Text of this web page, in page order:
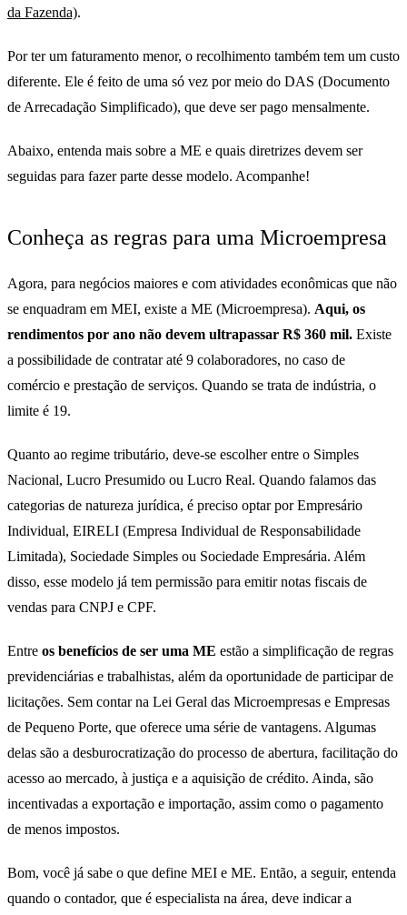
da Fazenda).
Por ter um faturamento menor, o recolhimento também tem um custo
diferente. Ele é feito de uma só vez por meio do DAS (Documento
de Arrecadação Simplificado), que deve ser pago mensalmente.
Abaixo, entenda mais sobre a ME e quais diretrizes devem ser
seguidas para fazer parte desse modelo. Acompanhe!
Conheça as regras para uma Microempresa
Agora, para negócios maiores e com atividades econômicas que não
se enquadram em MEI, existe a ME (Microempresa). Aqui, os
rendimentos por ano não devem ultrapassar R$ 360 mil. Existe
a possibilidade de contratar até 9 colaboradores, no caso de
comércio e prestação de serviços. Quando se trata de indústria, o
limite é 19.
Quanto ao regime tributário, deve-se escolher entre o Simples
Nacional, Lucro Presumido ou Lucro Real. Quando falamos das
categorias de natureza jurídica, é preciso optar por Empresário
Individual, EIRELI (Empresa Individual de Responsabilidade
Limitada), Sociedade Simples ou Sociedade Empresária. Além
disso, esse modelo já tem permissão para emitir notas fiscais de
vendas para CNPJ e CPF.
Entre os benefícios de ser uma ME estão a simplificação de regras
previdenciárias e trabalhistas, além da oportunidade de participar de
licitações. Sem contar na Lei Geral das Microempresas e Empresas
de Pequeno Porte, que oferece uma série de vantagens. Algumas
delas são a desburocratização do processo de abertura, facilitação do
acesso ao mercado, à justiça e a aquisição de crédito. Ainda, são
incentivadas a exportação e importação, assim como o pagamento
de menos impostos.
Bom, você já sabe o que define MEI e ME. Então, a seguir, entenda
quando o contador, que é especialista na área, deve indicar a